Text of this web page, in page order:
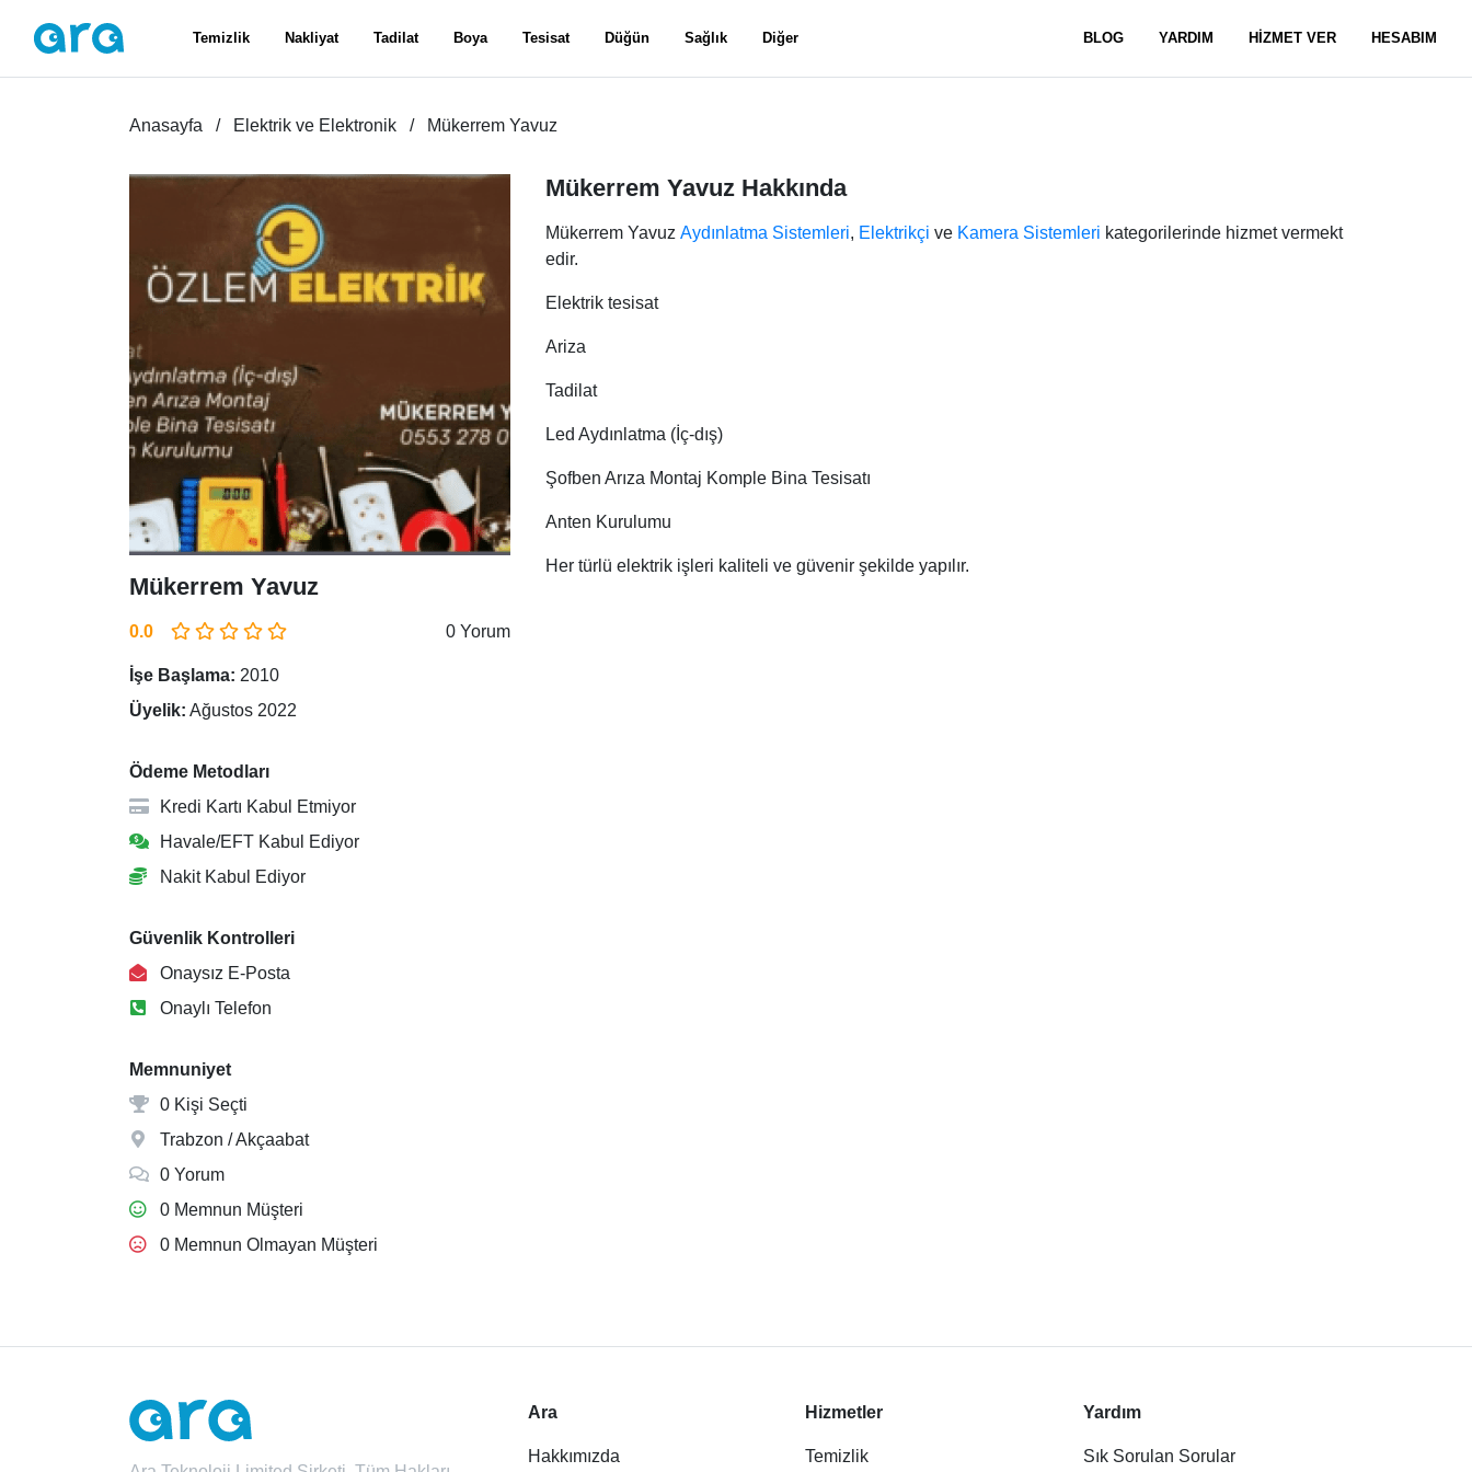
Temizlik Nakliyat Tadilat Boya Tesisat Düğün Sağlık Diğer BLOG YARDIM HİZMET VER HESABIM
Anasayfa Elektrik ve Elektronik Mükerrem Yavuz
Mükerrem Yavuz
0.0 0 Yorum
İşe Başlama: 2010
Üyelik: Ağustos 2022
Ödeme Metodları
Kredi Kartı Kabul Etmiyor
Havale/EFT Kabul Ediyor
Nakit Kabul Ediyor
Güvenlik Kontrolleri
Onaysız E-Posta
Onaylı Telefon
Memnuniyet
0 Kişi Seçti
Trabzon / Akçaabat
0 Yorum
0 Memnun Müşteri
0 Memnun Olmayan Müşteri
Mükerrem Yavuz Hakkında
Mükerrem Yavuz Aydınlatma Sistemleri, Elektrikçi ve Kamera Sistemleri kategorilerinde hizmet vermekt
edir.
Elektrik tesisat
Ariza
Tadilat
Led Aydınlatma (İç-dış)
Şofben Arıza Montaj Komple Bina Tesisatı
Anten Kurulumu
Her türlü elektrik işleri kaliteli ve güvenir şekilde yapılır.
Ara
Hakkımızda
Hizmetler
Temizlik
Yardım
Sık Sorulan Sorular